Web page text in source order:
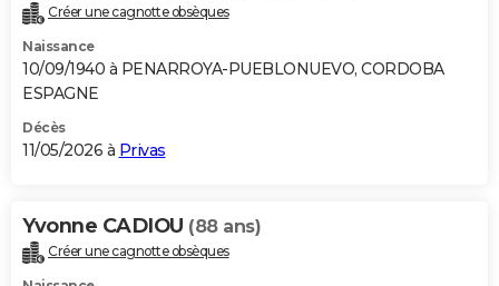
Créer une cagnotte obsèques
Naissance
10/09/1940 à PENARROYA-PUEBLONUEVO, CORDOBA
ESPAGNE
Décès
11/05/2026 à Privas
Yvonne CADIOU (88 ans)
Créer une cagnotte obsèques